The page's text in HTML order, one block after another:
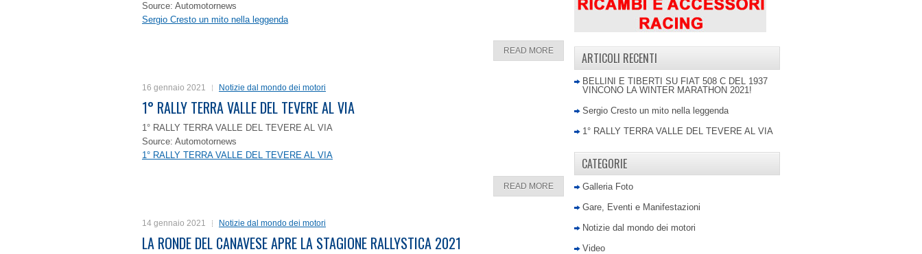
Source: Automotornews
Sergio Cresto un mito nella leggenda
READ MORE
16 gennaio 2021 Notizie dal mondo dei motori
1° RALLY TERRA VALLE DEL TEVERE AL VIA
1° RALLY TERRA VALLE DEL TEVERE AL VIA
Source: Automotornews
1° RALLY TERRA VALLE DEL TEVERE AL VIA
READ MORE
14 gennaio 2021 Notizie dal mondo dei motori
LA RONDE DEL CANAVESE APRE LA STAGIONE RALLYSTICA 2021
ARTICOLI RECENTI
BELLINI E TIBERTI SU FIAT 508 C DEL 1937
VINCONO LA WINTER MARATHON 2021!
Sergio Cresto un mito nella leggenda
1° RALLY TERRA VALLE DEL TEVERE AL VIA
CATEGORIE
Galleria Foto
Gare, Eventi e Manifestazioni
Notizie dal mondo dei motori
Video